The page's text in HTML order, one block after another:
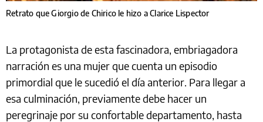
Retrato que Giorgio de Chirico le hizo a Clarice Lispector
La protagonista de esta fascinadora, embriagadora
narración es una mujer que cuenta un episodio
primordial que le sucedió el día anterior. Para llegar a
esa culminación, previamente debe hacer un
peregrinaje por su confortable departamento, hasta